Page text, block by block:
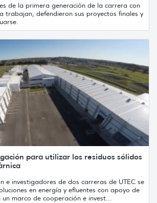
de la primera generación de la carrera con
trabajan, defendieron sus proyectos finales y
para utilizar los residuos sólidos
e investigadores de dos carreras de UTEC se
en energía y efluentes con apoyo de
marco de cooperación e invest...